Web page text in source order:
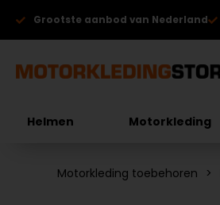
Grootste aanbod van Nederland
Helmen Motorkleding
Motorkleding toebehoren